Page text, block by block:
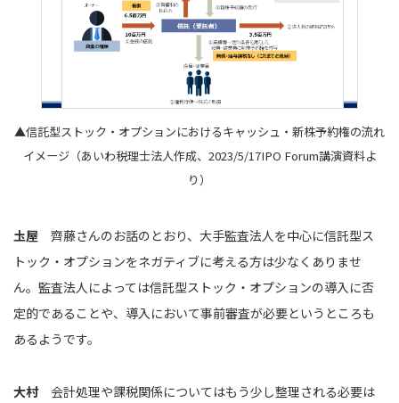
▲信託型ストック・オプションにおけるキャッシュ・新株予約権の流れ
イメージ（あいわ税理士法人作成、2023/5/17IPO Forum講演資料よ
り）
圡屋 齊藤さんのお話のとおり、大手監査法人を中心に信託型ス
トック・オプションをネガティブに考える方は少なくありませ
ん。監査法人によっては信託型ストック・オプションの導入に否
定的であることや、導入において事前審査が必要というところも
あるようです。
大村会計処理や課税関係についてはもう少し整理される必要は